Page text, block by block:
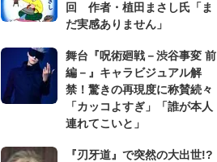
回 作者・植田まさし氏「ま
だ実感ありません」
舞台『呪術廻戦－渋谷事変 前
編－』キャラビジュアル解
禁！驚きの再現度に称賛続々
「カッコよすぎ」「誰が本人
連れてこいと」
『刃牙道』で突然の大出世!?